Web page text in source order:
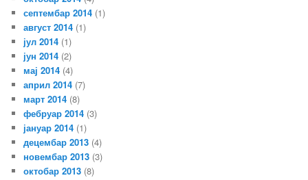
септембар 2014 (1)
август 2014 (1)
јул 2014 (1)
јун 2014 (2)
мај 2014 (4)
април 2014 (7)
март 2014 (8)
фебруар 2014 (3)
јануар 2014 (1)
децембар 2013 (4)
новембар 2013 (3)
октобар 2013 (8)